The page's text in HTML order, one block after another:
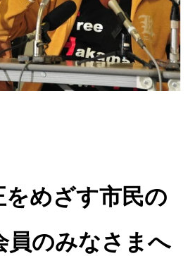
をめざす市民の
員のみなさまへ